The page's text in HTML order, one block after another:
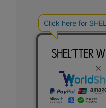
BAROQUE
COPYRIGHT ©